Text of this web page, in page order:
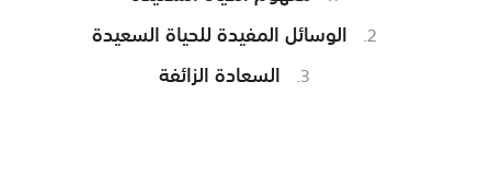
الوسائل المفيدة للحياة السعيدة
السعادة الزائفة